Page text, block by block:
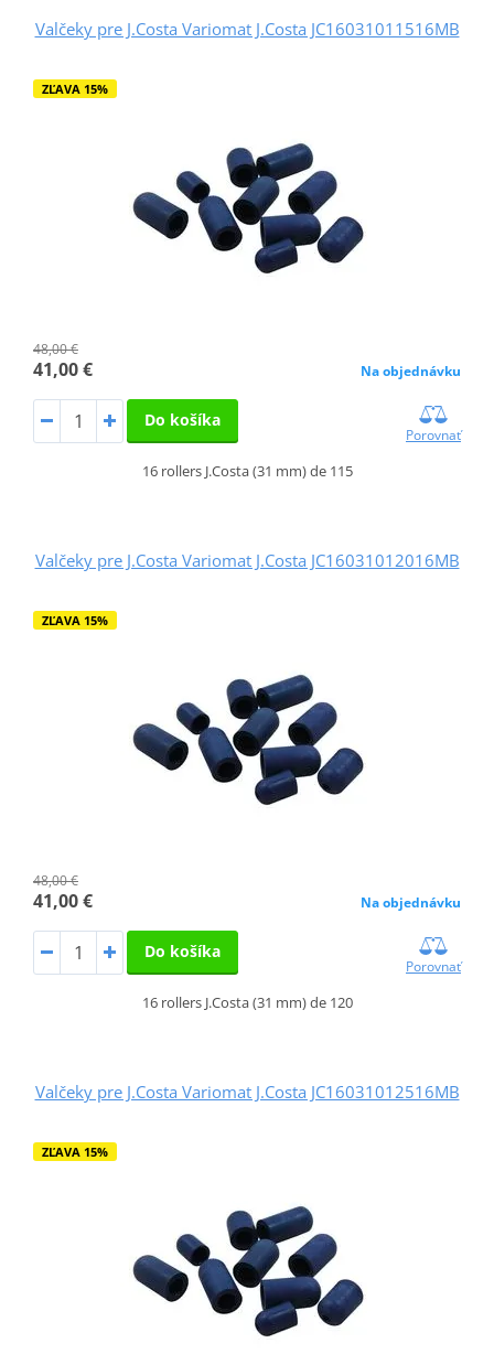
Valčeky pre J.Costa Variomat J.Costa JC16031011516MB
ZĽAVA 15%
48,00 €
41,00 € Na objednávku
Do košíka
Porovnať
16 rollers J.Costa (31 mm) de 115
Valčeky pre J.Costa Variomat J.Costa JC16031012016MB
ZĽAVA 15%
48,00 €
41,00 € Na objednávku
Do košíka
Porovnať
16 rollers J.Costa (31 mm) de 120
Valčeky pre J.Costa Variomat J.Costa JC16031012516MB
ZĽAVA 15%